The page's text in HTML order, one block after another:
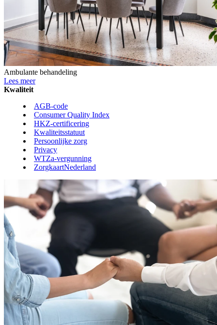
Ambulante behandeling
Lees meer
Kwaliteit
AGB-code
Consumer Quality Index
HKZ-certificering
Kwaliteitsstatuut
Persoonlijke zorg
Privacy
WTZa-vergunning
ZorgkaartNederland